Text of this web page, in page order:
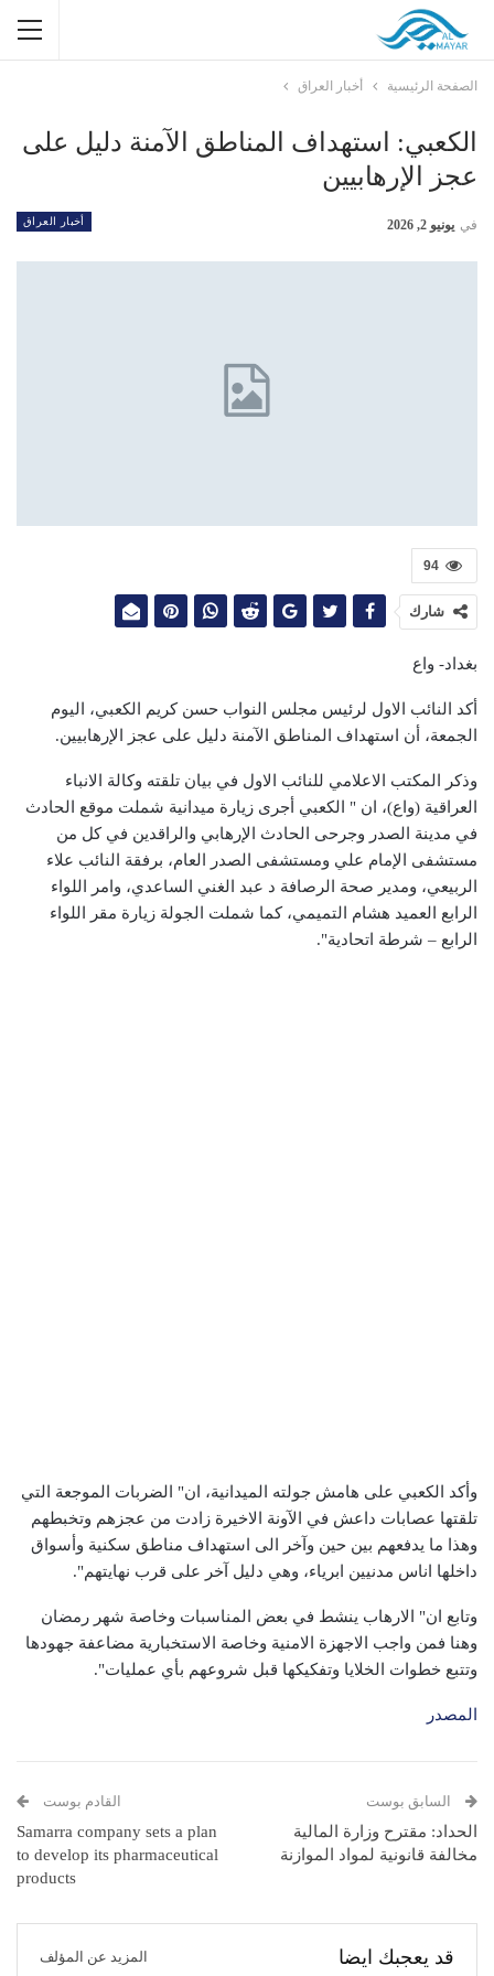
الصفحة الرئيسية أخبار العراق
الكعبي: استهداف المناطق الآمنة دليل على
عجز الإرهابيين
أخبار العراق في يونيو 2, 2026
94
شارك
بغداد- واع
أكد النائب الاول لرئيس مجلس النواب حسن كريم الكعبي، اليوم
الجمعة، أن استهداف المناطق الآمنة دليل على عجز الإرهابيين.
وذكر المكتب الاعلامي للنائب الاول في بيان تلقته وكالة الانباء
العراقية (واع)، ان " الكعبي أجرى زيارة ميدانية شملت موقع الحادث
في مدينة الصدر وجرحى الحادث الإرهابي والراقدين في كل من
مستشفى الإمام علي ومستشفى الصدر العام، برفقة النائب علاء
الربيعي، ومدير صحة الرصافة د عبد الغني الساعدي، وامر اللواء
الرابع العميد هشام التميمي، كما شملت الجولة زيارة مقر اللواء
الرابع – شرطة اتحادية".
وأكد الكعبي على هامش جولته الميدانية، ان" الضربات الموجعة التي
تلقتها عصابات داعش في الآونة الاخيرة زادت من عجزهم وتخبطهم
وهذا ما يدفعهم بين حين وآخر الى استهداف مناطق سكنية وأسواق
داخلها اناس مدنيين ابرياء، وهي دليل آخر على قرب نهايتهم".
وتابع ان" الارهاب ينشط في بعض المناسبات وخاصة شهر رمضان
وهنا فمن واجب الاجهزة الامنية وخاصة الاستخبارية مضاعفة جهودها
وتتبع خطوات الخلايا وتفكيكها قبل شروعهم بأي عمليات".
المصدر
السابق بوست
الحداد: مقترح وزارة المالية
مخالفة قانونية لمواد الموازنة
القادم بوست
Samarra company sets a plan
to develop its pharmaceutical
products
قد يعجبك ايضا المزيد عن المؤلف